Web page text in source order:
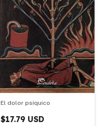
El dolor psíquico
$17.79 USD